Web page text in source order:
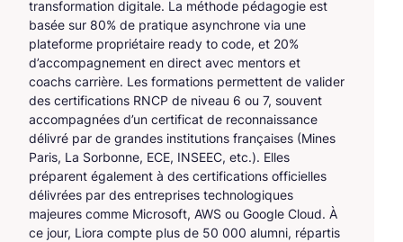
transformation digitale. La méthode pédagogie est
basée sur 80% de pratique asynchrone via une
plateforme propriétaire ready to code, et 20%
d’accompagnement en direct avec mentors et
coachs carrière. Les formations permettent de valider
des certifications RNCP de niveau 6 ou 7, souvent
accompagnées d’un certificat de reconnaissance
délivré par de grandes institutions françaises (Mines
Paris, La Sorbonne, ECE, INSEEC, etc.). Elles
préparent également à des certifications officielles
délivrées par des entreprises technologiques
majeures comme Microsoft, AWS ou Google Cloud. À
ce jour, Liora compte plus de 50 000 alumni, répartis